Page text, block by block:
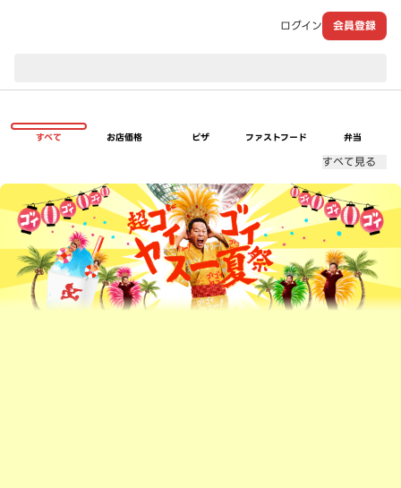
ログイン 会員登録
すべて お店価格 ピザ ファストフード 弁当
すべて見る
超ゴイゴイヤスー夏祭